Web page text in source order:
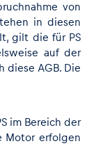
von
in diesen
gilt die für PS
auf der
diese AGB. Die
im Bereich der
Motor erfolgen